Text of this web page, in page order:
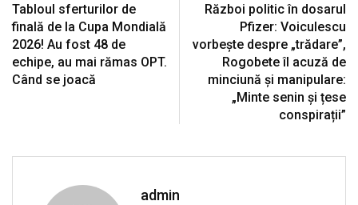
Tabloul sferturilor de
finală de la Cupa Mondială
2026! Au fost 48 de
echipe, au mai rămas OPT.
Când se joacă
Război politic în dosarul
Pfizer: Voiculescu
vorbește despre „trădare”,
Rogobete îl acuză de
minciună și manipulare:
„Minte senin și țese
conspirații”
admin